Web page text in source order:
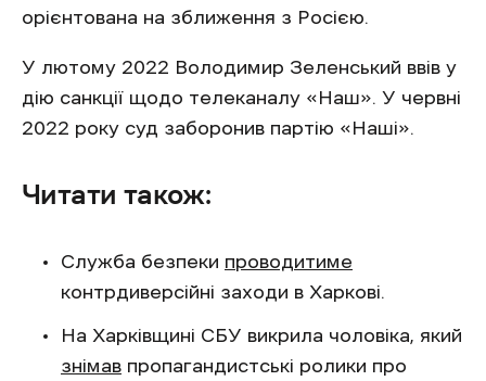
орієнтована на зближення з Росією.
У лютому 2022 Володимир Зеленський ввів у
дію санкції щодо телеканалу «Наш». У червні
2022 року суд заборонив партію «Наші».
Читати також:
Служба безпеки проводитиме
контрдиверсійні заходи в Харкові.
На Харківщині СБУ викрила чоловіка, який
знімав пропагандистські ролики про